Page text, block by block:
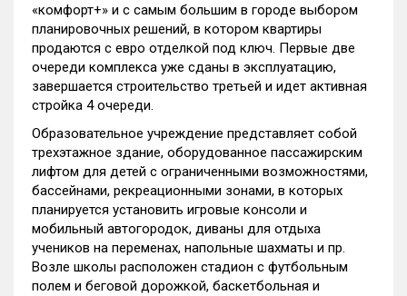
«комфорт+» и с самым большим в городе выбором
планировочных решений, в котором квартиры
продаются с евро отделкой под ключ. Первые две
очереди комплекса уже сданы в эксплуатацию,
завершается строительство третьей и идет активная
стройка 4 очереди.
Образовательное учреждение представляет собой
трехэтажное здание, оборудованное пассажирским
лифтом для детей с ограниченными возможностями,
бассейнами, рекреационными зонами, в которых
планируется установить игровые консоли и
мобильный автогородок, диваны для отдыха
учеников на переменах, напольные шахматы и пр.
Возле школы расположен стадион с футбольным
полем и беговой дорожкой, баскетбольная и